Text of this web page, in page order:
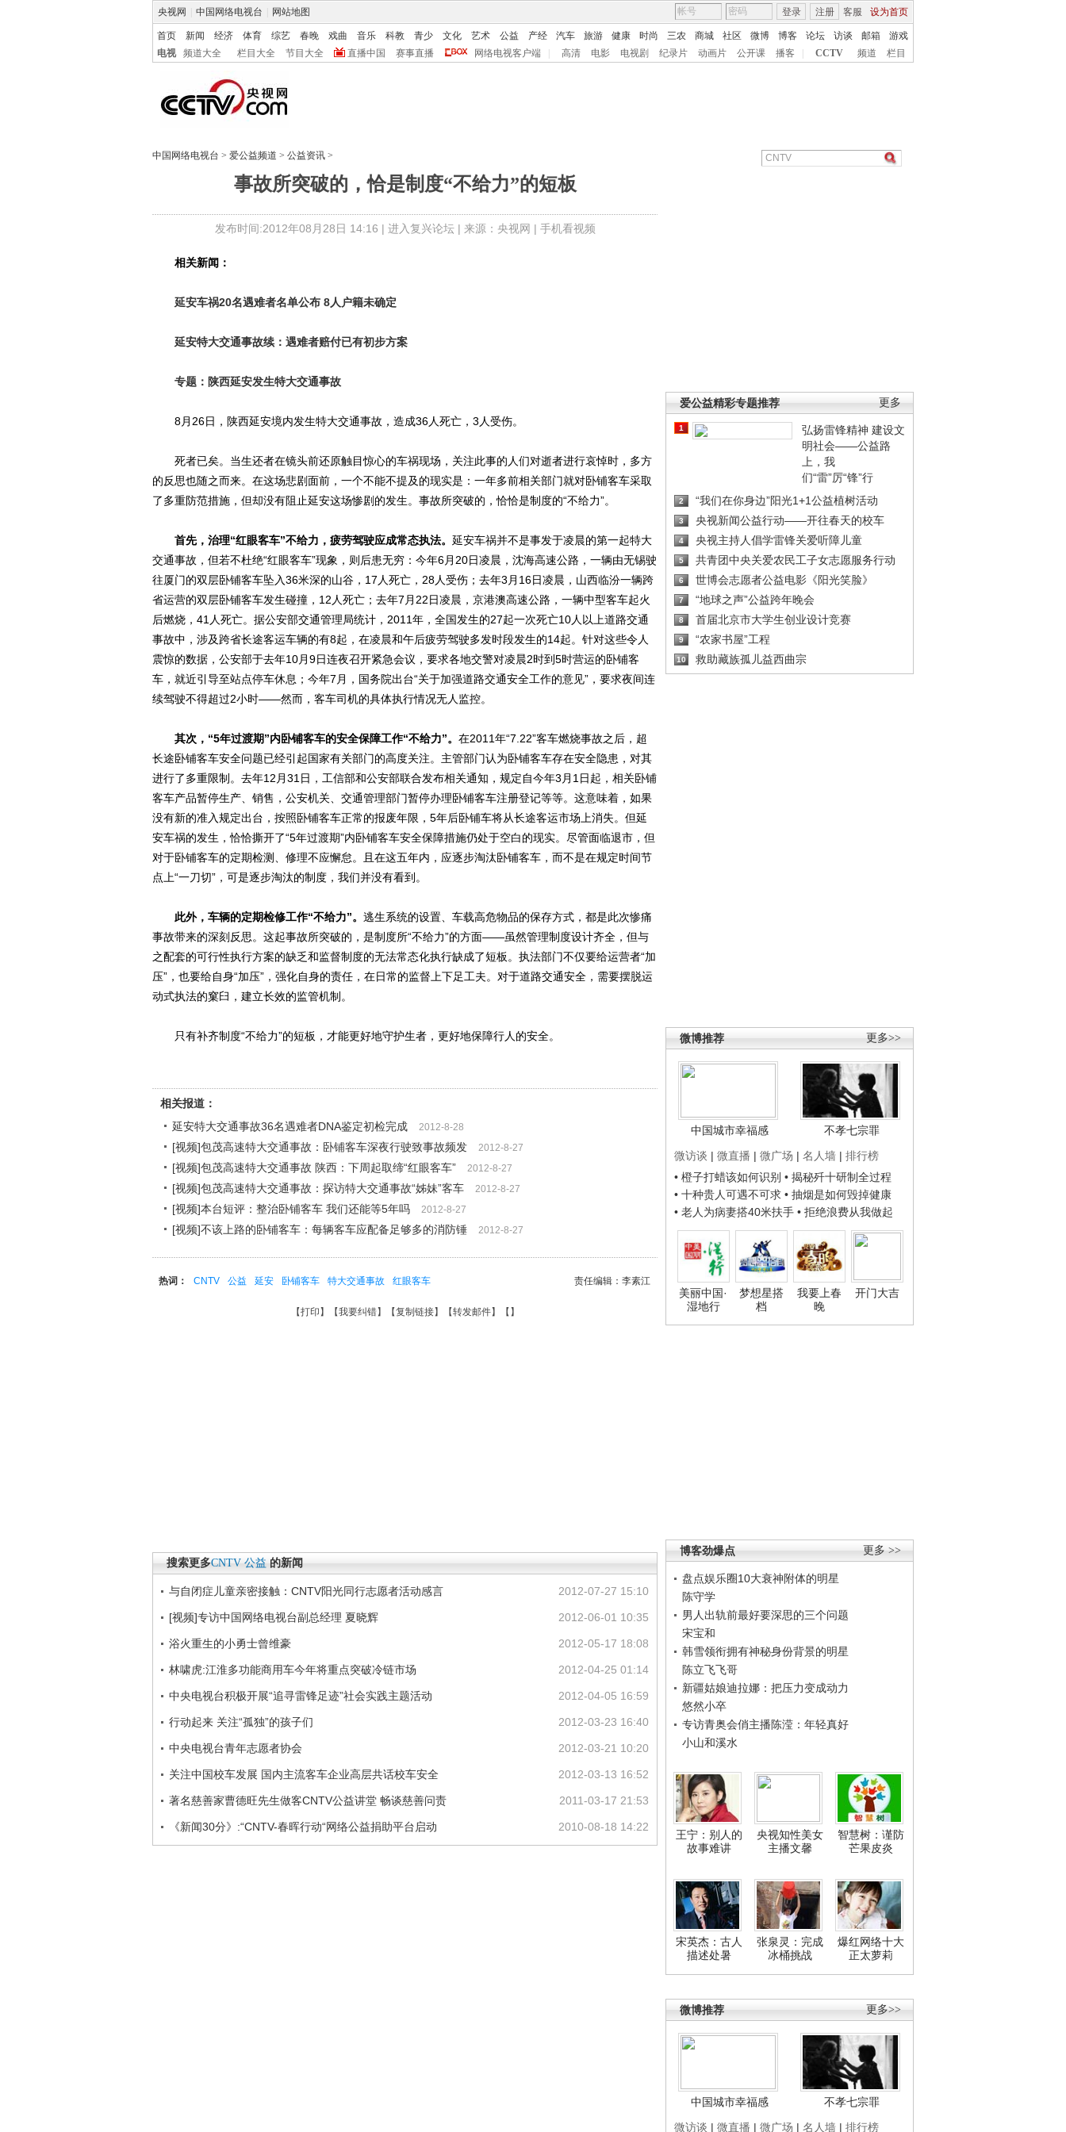
央视网 中国网络电视台 网站地图 客服 设为首页
登录 注册
首页 新闻 经济 体育 综艺 春晚 戏曲 音乐 科教 青少 文化 艺术 公益 产经 汽车 旅游 健康 时尚 三农 商城 社区 微博 博客 论坛 访谈 邮箱
游戏
电视
频道大全 栏目大全 节目大全 直播中国 赛事直播 网络电视客户端 高清 电影 电视剧 纪录片 动画片 公开课 播客 CCTV 频道 栏目
中国网络电视台 > 爱公益频道 > 公益资讯 >
事故所突破的，恰是制度“不给力”的短板
发布时间:2012年08月28日 14:16 | 进入复兴论坛| 来源：央视网 | 手机看视频
更多
爱公益精彩专题推荐
1
弘扬雷锋精神 建设文
明社会——公益路
上，我
们“雷”厉“锋”行
2 “我们在你身边”阳光1+1公益植树活动
3 央视新闻公益行动——开往春天的校车
4 央视主持人倡学雷锋关爱听障儿童
5 共青团中央关爱农民工子女志愿服务行动
6 世博会志愿者公益电影《阳光笑脸》
7 “地球之声”公益跨年晚会
8 首届北京市大学生创业设计竞赛
9 “农家书屋”工程
10 救助藏族孤儿益西曲宗
更多>>
微博推荐
中国城市幸福感
不孝七宗罪
微访谈 | 微直播 | 微广场 | 名人墙 | 排行榜
• 橙子打蜡该如何识别 • 揭秘歼十研制全过程
• 十种贵人可遇不可求 • 抽烟是如何毁掉健康
• 老人为病妻搭40米扶手 • 拒绝浪费从我做起
美丽中国·
湿地行
梦想星搭
档
我要上春
晚
开门大吉
更多 >>
博客劲爆点
盘点娱乐圈10大衰神附体的明星
陈守学
男人出轨前最好要深思的三个问题
宋宝和
韩雪领衔拥有神秘身份背景的明星
陈立飞飞哥
新疆姑娘迪拉娜：把压力变成动力
悠然小卒
专访青奥会俏主播陈滢：年轻真好
小山和溪水
王宁：别人的
故事难讲
央视知性美女
主播文馨
智慧树：谨防
芒果皮炎
宋英杰：古人
描述处暑
张泉灵：完成
冰桶挑战
爆红网络十大
正太萝莉
更多>>
微博推荐
中国城市幸福感
不孝七宗罪
微访谈 | 微直播 | 微广场 | 名人墙 | 排行榜
相关新闻：
延安车祸20名遇难者名单公布 8人户籍未确定
延安特大交通事故续：遇难者赔付已有初步方案
专题：陕西延安发生特大交通事故
8月26日，陕西延安境内发生特大交通事故，造成36人死亡，3人受伤。
死者已矣。当生还者在镜头前还原触目惊心的车祸现场，关注此事的人们对逝者进行哀悼时，多方
的反思也随之而来。在这场悲剧面前，一个不能不提及的现实是：一年多前相关部门就对卧铺客车采取
了多重防范措施，但却没有阻止延安这场惨剧的发生。事故所突破的，恰恰是制度的“不给力”。
首先，治理“红眼客车”不给力，疲劳驾驶应成常态执法。 延安车祸并不是事发于凌晨的第一起特大
交通事故，但若不杜绝“红眼客车”现象，则后患无穷：今年6月20日凌晨，沈海高速公路，一辆由无锡驶
往厦门的双层卧铺客车坠入36米深的山谷，17人死亡，28人受伤；去年3月16日凌晨，山西临汾一辆跨
省运营的双层卧铺客车发生碰撞，12人死亡；去年7月22日凌晨，京港澳高速公路，一辆中型客车起火
后燃烧，41人死亡。据公安部交通管理局统计，2011年，全国发生的27起一次死亡10人以上道路交通
事故中，涉及跨省长途客运车辆的有8起，在凌晨和午后疲劳驾驶多发时段发生的14起。针对这些令人
震惊的数据，公安部于去年10月9日连夜召开紧急会议，要求各地交警对凌晨2时到5时营运的卧铺客
车，就近引导至站点停车休息；今年7月，国务院出台“关于加强道路交通安全工作的意见”，要求夜间连
续驾驶不得超过2小时——然而，客车司机的具体执行情况无人监控。
其次，“5年过渡期”内卧铺客车的安全保障工作“不给力”。 在2011年“7.22”客车燃烧事故之后，超
长途卧铺客车安全问题已经引起国家有关部门的高度关注。主管部门认为卧铺客车存在安全隐患，对其
进行了多重限制。去年12月31日，工信部和公安部联合发布相关通知，规定自今年3月1日起，相关卧铺
客车产品暂停生产、销售，公安机关、交通管理部门暂停办理卧铺客车注册登记等等。这意味着，如果
没有新的准入规定出台，按照卧铺客车正常的报废年限，5年后卧铺车将从长途客运市场上消失。但延
安车祸的发生，恰恰撕开了“5年过渡期”内卧铺客车安全保障措施仍处于空白的现实。尽管面临退市，但
对于卧铺客车的定期检测、修理不应懈怠。且在这五年内，应逐步淘汰卧铺客车，而不是在规定时间节
点上“一刀切”，可是逐步淘汰的制度，我们并没有看到。
此外，车辆的定期检修工作“不给力”。 逃生系统的设置、车载高危物品的保存方式，都是此次惨痛
事故带来的深刻反思。这起事故所突破的，是制度所“不给力”的方面——虽然管理制度设计齐全，但与
之配套的可行性执行方案的缺乏和监督制度的无法常态化执行缺成了短板。执法部门不仅要给运营者“加
压”，也要给自身“加压”，强化自身的责任，在日常的监督上下足工夫。对于道路交通安全，需要摆脱运
动式执法的窠臼，建立长效的监管机制。
只有补齐制度“不给力”的短板，才能更好地守护生者，更好地保障行人的安全。
相关报道：
延安特大交通事故36名遇难者DNA鉴定初检完成
2012-8-28
[视频]包茂高速特大交通事故：卧铺客车深夜行驶致事故频发 2012-8-27
[视频]包茂高速特大交通事故 陕西：下周起取缔“红眼客车” 2012-8-27
[视频]包茂高速特大交通事故：探访特大交通事故“姊妹”客车 2012-8-27
[视频]本台短评：整治卧铺客车 我们还能等5年吗 2012-8-27
[视频]不该上路的卧铺客车：每辆客车应配备足够多的消防锤 2012-8-27
责任编辑：李素江
热词： CNTV 公益 延安 卧铺客车 特大交通事故 红眼客车
【打印 】【我要纠错】【复制链接】【转发邮件】【 】
搜索更多CNTV 公益 的新闻
2012-07-27 15:10
与自闭症儿童亲密接触：CNTV阳光同行志愿者活动感言
2012-06-01 10:35
[视频]专访中国网络电视台副总经理 夏晓辉
2012-05-17 18:08
浴火重生的小勇士曾维豪
2012-04-25 01:14
林啸虎:江淮多功能商用车今年将重点突破冷链市场
2012-04-05 16:59
中央电视台积极开展“追寻雷锋足迹”社会实践主题活动
2012-03-23 16:40
行动起来 关注“孤独”的孩子们
2012-03-21 10:20
中央电视台青年志愿者协会
2012-03-13 16:52
关注中国校车发展 国内主流客车企业高层共话校车安全
2011-03-17 21:53
著名慈善家曹德旺先生做客CNTV公益讲堂 畅谈慈善问责
2010-08-18 14:22
《新闻30分》:“CNTV-春晖行动“网络公益捐助平台启动